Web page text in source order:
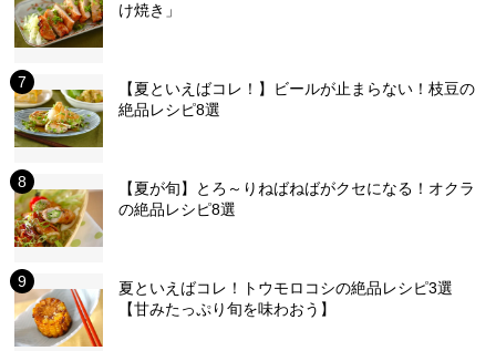
け焼き」
【夏といえばコレ！】ビールが止まらない！枝豆の
絶品レシピ8選
【夏が旬】とろ～りねばねばがクセになる！オクラ
の絶品レシピ8選
夏といえばコレ！トウモロコシの絶品レシピ3選
【甘みたっぷり旬を味わおう】